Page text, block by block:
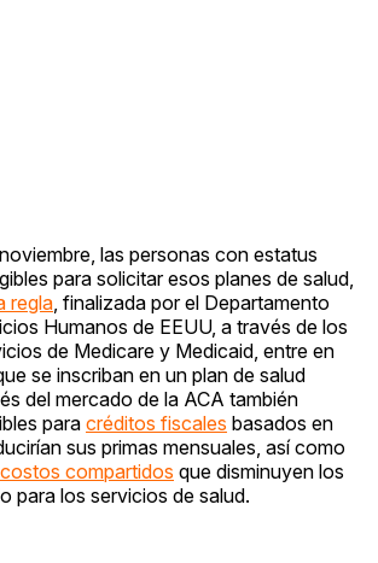
las personas con estatus
para solicitar esos planes de salud,
regla , finalizada por el Departamento
Humanos de EEUU, a través de los
de Medicare y Medicaid, entre en
se inscriban en un plan de salud
del mercado de la ACA también
para créditos fiscales basados en
sus primas mensuales, así como
compartidos que disminuyen los
para los servicios de salud.